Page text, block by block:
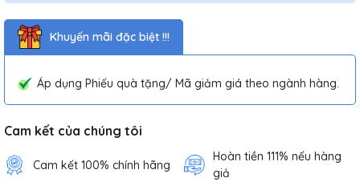
Khuyến mãi đặc biệt !!!
Áp dụng Phiếu quà tặng/ Mã giảm giá theo ngành hàng.
Cam kết của chúng tôi
Cam kết 100% chính hãng
Hoàn tiền 111% nếu hàng
giả